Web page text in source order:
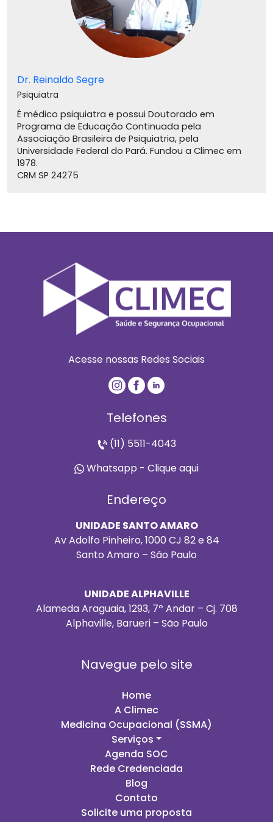
Dr. Reinaldo Segre
Psiquiatra
É médico psiquiatra e possui Doutorado em
Programa de Educação Continuada pela
Associação Brasileira de Psiquiatria, pela
Universidade Federal do Pará. Fundou a Climec em
1978.
CRM SP 24275
Acesse nossas Redes Sociais
Telefones
(11) 5511-4043
Whatsapp - Clique aqui
Endereço
UNIDADE SANTO AMARO
Av Adolfo Pinheiro, 1000 CJ 82 e 84
Santo Amaro – São Paulo
UNIDADE ALPHAVILLE
Alameda Araguaia, 1293, 7º Andar – Cj. 708
Alphaville, Barueri – São Paulo
Navegue pelo site
Home
A Climec
Medicina Ocupacional (SSMA)
Serviços
Agenda SOC
Rede Credenciada
Blog
Contato
Solicite uma proposta